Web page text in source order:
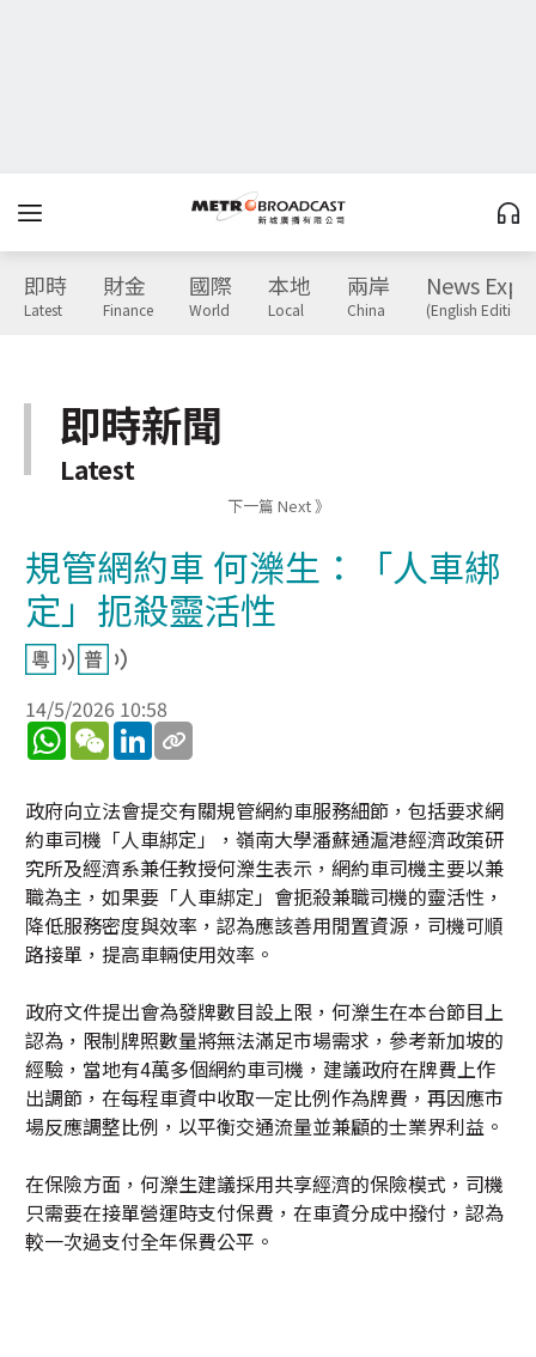
即時
Latest
財金
Finance
國際
World
本地
Local
兩岸
China
News
(English Edition)
即時新聞
Latest
下一篇 Next 》
規管網約車 何濼生：「人車綁
定」扼殺靈活性
14/5/2026 10:58
WhatsApp
WeChatLinkedIn
政府向立法會提交有關規管網約車服務細節，包括要求網
約車司機「人車綁定」，嶺南大學潘蘇通滬港經濟政策研
究所及經濟系兼任教授何濼生表示，網約車司機主要以兼
職為主，如果要「人車綁定」會扼殺兼職司機的靈活性，
降低服務密度與效率，認為應該善用閒置資源，司機可順
路接單，提高車輛使用效率。
政府文件提出會為發牌數目設上限，何濼生在本台節目上
認為，限制牌照數量將無法滿足市場需求，參考新加坡的
經驗，當地有4萬多個網約車司機，建議政府在牌費上作
出調節，在每程車資中收取一定比例作為牌費，再因應市
場反應調整比例，以平衡交通流量並兼顧的士業界利益。
在保險方面，何濼生建議採用共享經濟的保險模式，司機
只需要在接單營運時支付保費，在車資分成中撥付，認為
較一次過支付全年保費公平。